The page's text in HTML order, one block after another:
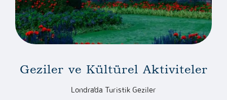
Geziler ve Kültürel Aktiviteler
Londra’da Turistik Geziler